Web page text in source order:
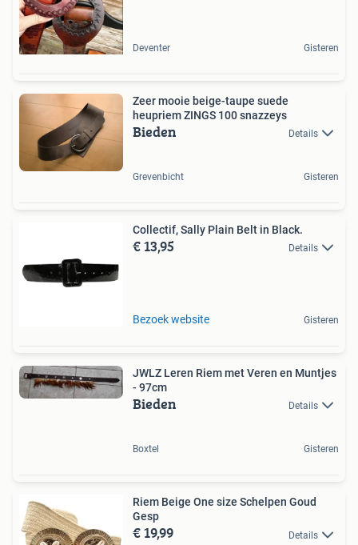
Deventer Gisteren
Zeer mooie beige-taupe suede
heupriem ZINGS 100 snazzeys
Bieden Details
Grevenbicht Gisteren
Collectif, Sally Plain Belt in Black.
€ 13,95 Details
Bezoek website Gisteren
JWLZ Leren Riem met Veren en Muntjes
- 97cm
Bieden Details
Boxtel Gisteren
Riem Beige One size Schelpen Goud
Gesp
€ 19,99 Details